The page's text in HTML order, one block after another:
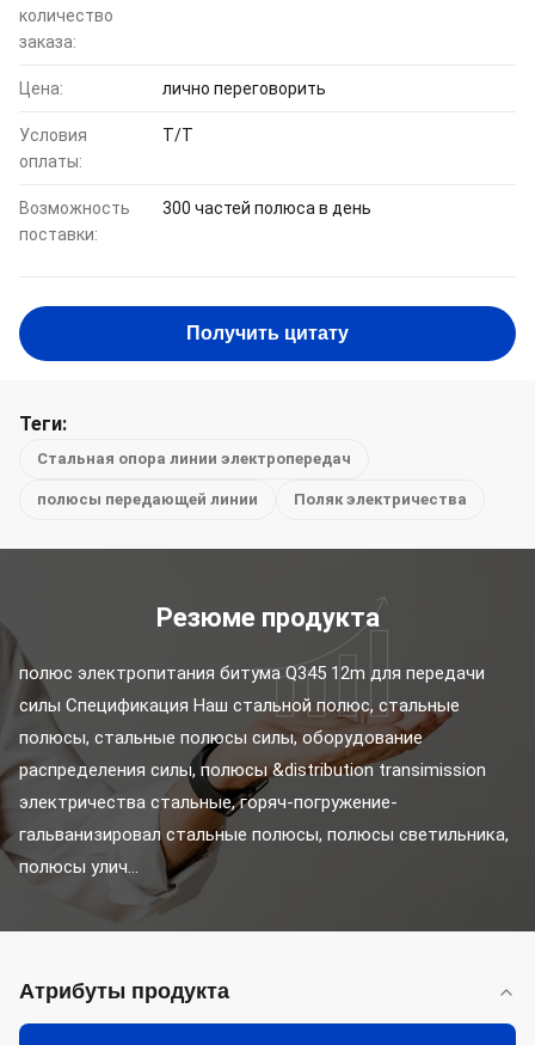
количество
заказа:
Цена: лично переговорить
Условия
оплаты:
T/T
Возможность
поставки:
300 частей полюса в день
Получить цитату
Теги:
Стальная опора линии электропередач
полюсы передающей линии Поляк электричества
Резюме продукта
полюс электропитания битума Q345 12m для передачи
силы Спецификация Наш стальной полюс, стальные
полюсы, стальные полюсы силы, оборудование
распределения силы, полюсы &distribution transimission
электричества стальные, горяч-погружение-
гальванизировал стальные полюсы, полюсы светильника,
полюсы улич...
Атрибуты продукта